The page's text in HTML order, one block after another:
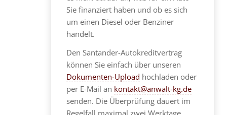
Sie finanziert haben und ob es sich
um einen Diesel oder Benziner
handelt.
Den Santander-Autokreditvertrag
können Sie einfach über unseren
Dokumenten-Upload hochladen oder
per E-Mail an kontakt@anwalt-kg.de
senden. Die Überprüfung dauert im
Regelfall maximal zwei Werktage.